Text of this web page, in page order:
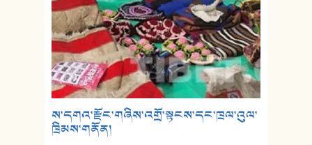
ས་དགའ་རྫོང་གཞིས་འགྲོ་སྟངས་དང་ཁྲལ་འུལ་
ཁྲིམས་གནོན།